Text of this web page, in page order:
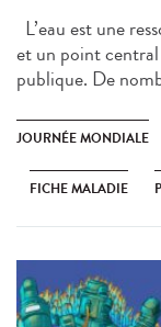
L’eau est une
et un point
publique. De
JOURNÉE MONDIALE
FICHE MALADIE